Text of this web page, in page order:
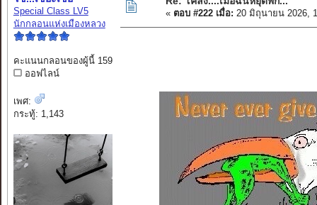
Special Class LV5
นักกลอนแห่งเมืองหลวง
คะแนนกลอนของผู้นี้ 159
ออฟไลน์
เพศ:
กระทู้: 1,143
« ตอบ #222 เมื่อ: 20 มิถุนายน 2026,